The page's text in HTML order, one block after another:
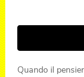
Quando il